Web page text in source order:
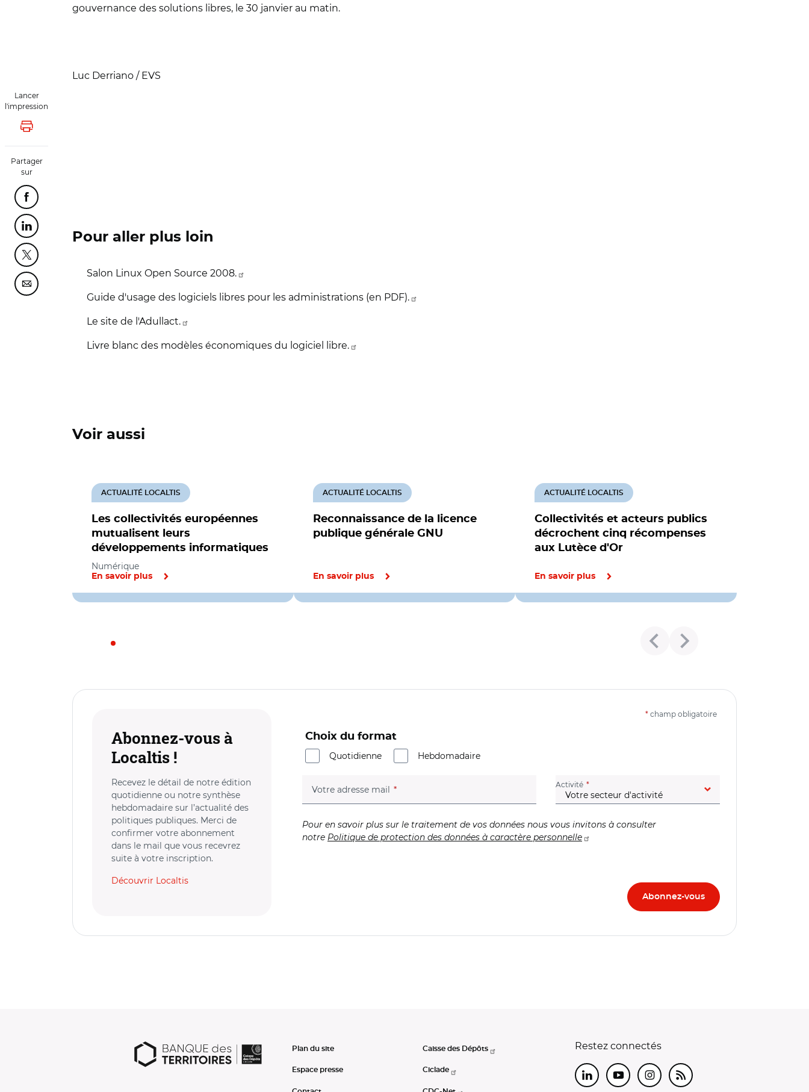
Lancer
l'impression
Lancer l'impression
Partager
sur
Partager cette page sur Facebook
Partager cette page sur Linkedin
Partager cette page sur Twitter
Partager cette page sur Courriel
gouvernance des solutions libres, le 30 janvier au matin.
Luc Derriano / EVS
Pour aller plus loin
Salon Linux Open Source 2008.
Guide d'usage des logiciels libres pour les administrations (en PDF).
Le site de l'Adullact.
Livre blanc des modèles économiques du logiciel libre.
Voir aussi
Les collectivités européennes
mutualisent leurs
développements informatiques
ACTUALITÉ LOCALTIS
Numérique
En savoir plus
Reconnaissance de la licence
publique générale GNU
ACTUALITÉ LOCALTIS
En savoir plus
Collectivités et acteurs publics
décrochent cinq récompenses
aux Lutèce d'Or
ACTUALITÉ LOCALTIS
En savoir plus
Abonnez-vous à
Localtis !
Recevez le détail de notre édition
quotidienne ou notre synthèse
hebdomadaire sur l’actualité des
politiques publiques. Merci de
confirmer votre abonnement
dans le mail que vous recevrez
suite à votre inscription.
Découvrir Localtis
* champ obligatoire
Choix du format
Quotidienne
Hebdomadaire
Votre adresse mail (champ obligatoire) Activité (champ obligatoire)
Pour en savoir plus sur le traitement de vos données nous vous invitons à consulter
notre Politique de protection des données à caractère personnelle
Plan du site
Espace presse
Caisse des Dépôts
Ciclade
Restez connectés
LinkedInYoutubeInstagram
RSS